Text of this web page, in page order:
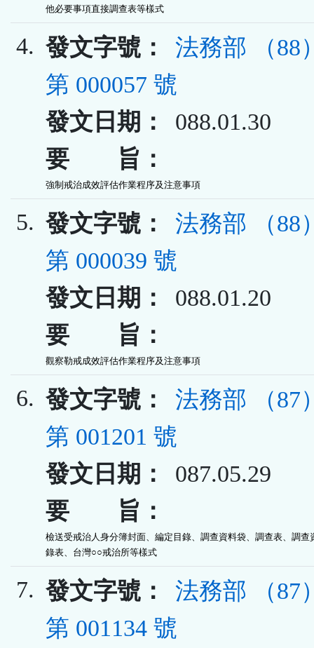
他必要事項直接調查表等樣式
4. 發文字號：
法務部 （88
第 000057 號
發文日期：
088.01.30
要 旨：
強制戒治成效評估作業程序及注意事項
5. 發文字號：
法務部 （88
第 000039 號
發文日期：
088.01.20
要 旨：
觀察勒戒成效評估作業程序及注意事項
6. 發文字號：
法務部 （87
第 001201 號
發文日期：
087.05.29
要 旨：
檢送受戒治人身分簿封面、編定目錄、調查資料袋、調查表、調查
錄表、台灣○○戒治所等樣式
7. 發文字號：
法務部 （87
第 001134 號